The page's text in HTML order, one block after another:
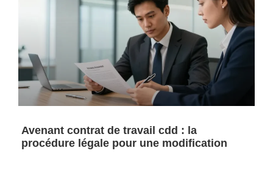
Avenant contrat de travail cdd : la
procédure légale pour une modification